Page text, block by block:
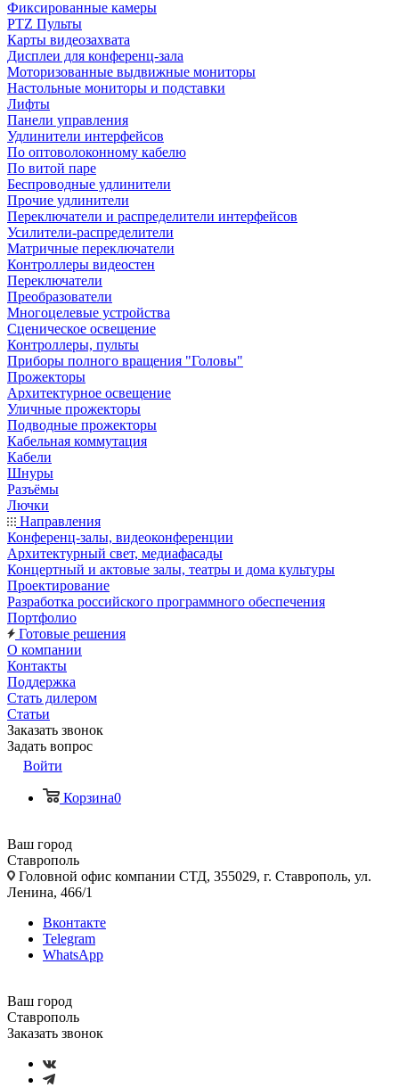
Фиксированные камеры
PTZ Пульты
Карты видеозахвата
Дисплеи для конференц-зала
Моторизованные выдвижные мониторы
Настольные мониторы и подставки
Лифты
Панели управления
Удлинители интерфейсов
По оптоволоконному кабелю
По витой паре
Беспроводные удлинители
Прочие удлинители
Переключатели и распределители интерфейсов
Усилители-распределители
Матричные переключатели
Контроллеры видеостен
Переключатели
Преобразователи
Многоцелевые устройства
Сценическое освещение
Контроллеры, пульты
Приборы полного вращения "Головы"
Прожекторы
Архитектурное освещение
Уличные прожекторы
Подводные прожекторы
Кабельная коммутация
Кабели
Шнуры
Разъёмы
Лючки
Направления
Конференц-залы, видеоконференции
Архитектурный свет, медиафасады
Концертный и актовые залы, театры и дома культуры
Проектирование
Разработка российского программного обеспечения
Портфолио
Готовые решения
О компании
Контакты
Поддержка
Стать дилером
Статьи
Заказать звонок
Задать вопрос
Войти
Корзина0
Ваш город
Ставрополь
Головной офис компании СТД, 355029, г. Ставрополь, ул.
Ленина, 466/1
Вконтакте
Telegram
WhatsApp
Ваш город
Ставрополь
Заказать звонок